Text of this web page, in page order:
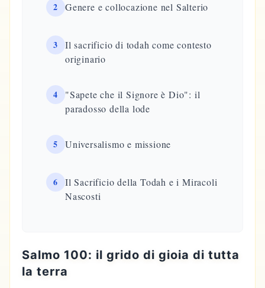
2 Genere e collocazione nel Salterio
3
Il sacrificio di todah come contesto
originario
4
"Sapete che il Signore è Dio": il
paradosso della lode
5 Universalismo e missione
6
Il Sacrificio della Todah e i Miracoli
Nascosti
Salmo 100: il grido di gioia di tutta
la terra